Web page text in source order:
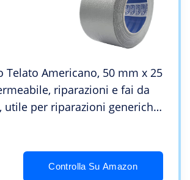
Telato Americano, 50 mm x 25
riparazioni e fai da
utile per riparazioni generiche,
di gomma e plastica
Controlla Su Amazon